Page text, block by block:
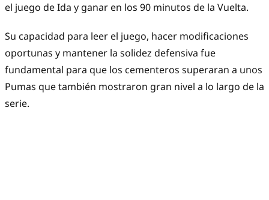
el juego de Ida y ganar en los 90 minutos de la Vuelta.
Su capacidad para leer el juego, hacer modificaciones
oportunas y mantener la solidez defensiva fue
fundamental para que los cementeros superaran a unos
Pumas que también mostraron gran nivel a lo largo de la
serie.